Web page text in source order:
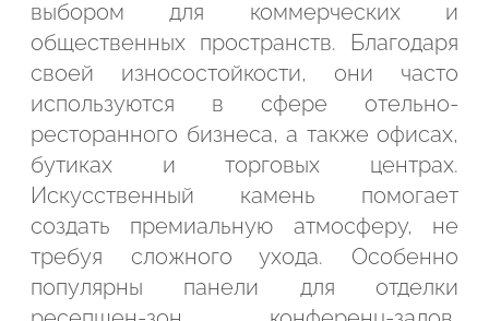
выбором для коммерческих и
общественных пространств. Благодаря
своей износостойкости, они часто
используются в сфере отельно-
ресторанного бизнеса, а также офисах,
бутиках и торговых центрах.
Искусственный камень помогает
создать премиальную атмосферу, не
требуя сложного ухода. Особенно
популярны панели для отделки